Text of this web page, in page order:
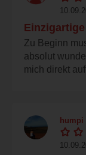
Zu Beginn
absolut
mich direkt
humpi